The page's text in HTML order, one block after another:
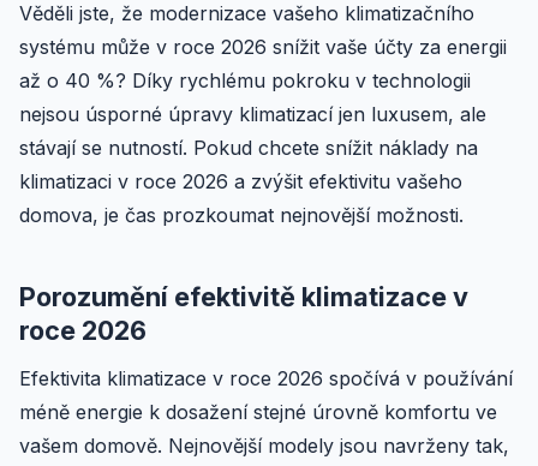
Věděli jste, že modernizace vašeho klimatizačního
systému může v roce 2026 snížit vaše účty za energii
až o 40 %? Díky rychlému pokroku v technologii
nejsou úsporné úpravy klimatizací jen luxusem, ale
stávají se nutností. Pokud chcete snížit náklady na
klimatizaci v roce 2026 a zvýšit efektivitu vašeho
domova, je čas prozkoumat nejnovější možnosti.
Porozumění efektivitě klimatizace v
roce 2026
Efektivita klimatizace v roce 2026 spočívá v používání
méně energie k dosažení stejné úrovně komfortu ve
vašem domově. Nejnovější modely jsou navrženy tak,